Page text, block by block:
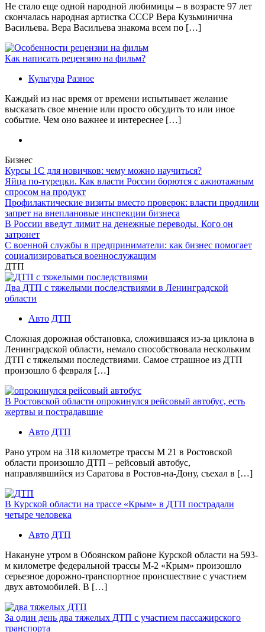
Не стало еще одной народной любимицы – в возрасте 97 лет
скончалась народная артистка СССР Вера Кузьминична
Васильева. Вера Васильева знакома всем по […]
Как написать рецензию на фильм?
Культура Разное
Каждый из нас время от времени испытывает желание
высказать свое мнение или просто обсудить то или иное
событие. Чем оно важнее и интереснее […]
Бизнес
Курсы 1С для новичков: чему можно научиться?
Яйца по-турецки. Как власти России борются с ажиотажным
спросом на продукт
Профилактические визиты вместо проверок: власти продлили
запрет на внеплановые инспекции бизнеса
В России введут лимит на денежные переводы. Кого он
затронет
С военной службы в предприниматели: как бизнес помогает
социализироваться военнослужащим
ДТП
Два ДТП с тяжелыми последствиями в Ленинградской
области
Авто ДТП
Сложная дорожная обстановка, сложившаяся из-за циклона в
Ленинградской области, немало способствовала нескольким
ДТП с тяжелыми последствиями. Самое страшное из ДТП
произошло 6 февраля […]
В Ростовской области опрокинулся рейсовый автобус, есть
жертвы и пострадавшие
Авто ДТП
Рано утром на 318 километре трассы М 21 в Ростовской
области произошло ДТП – рейсовый автобус,
направлявшийся из Саратова в Ростов-на-Дону, съехал в […]
В Курской области на трассе «Крым» в ДТП пострадали
четыре человека
Авто ДТП
Накануне утром в Обоянском районе Курской области на 593-
м километре федеральной трассы М-2 «Крым» произошло
серьезное дорожно-транспортное происшествие с участием
двух автомобилей. В […]
За один день два тяжелых ДТП с участием пассажирского
транспорта